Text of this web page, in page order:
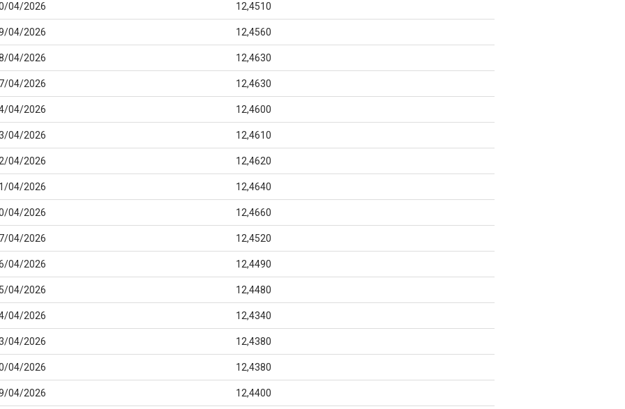
04/2026 12,4510
04/2026 12,4560
04/2026 12,4630
04/2026 12,4630
04/2026 12,4600
04/2026 12,4610
04/2026 12,4620
04/2026 12,4640
04/2026 12,4660
04/2026 12,4520
04/2026 12,4490
04/2026 12,4480
04/2026 12,4340
04/2026 12,4380
04/2026 12,4380
04/2026 12,4400